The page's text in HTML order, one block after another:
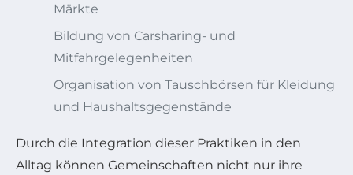
Märkte
Bildung von Carsharing- und
Mitfahrgelegenheiten
Organisation von Tauschbörsen für Kleidung
und Haushaltsgegenstände
Durch die Integration dieser Praktiken in den
Alltag können Gemeinschaften nicht nur ihre